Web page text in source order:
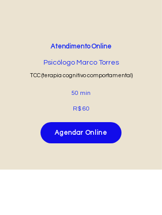
Atendimento Online
Psicólogo Marco Torres
TCC (terapia cognitivo comportamental)
50 min
R$ 60
Agendar Online